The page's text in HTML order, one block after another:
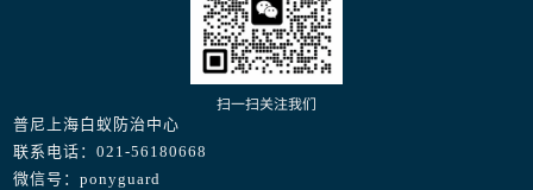
扫一扫关注我们
普尼上海白蚁防治中心
联系电话：021-56180668
微信号：ponyguard